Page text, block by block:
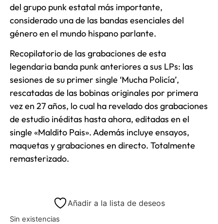
del grupo punk estatal más importante,
considerado una de las bandas esenciales del
género en el mundo hispano parlante.
Recopilatorio de las grabaciones de esta
legendaria banda punk anteriores a sus LPs: las
sesiones de su primer single ‘Mucha Policía’,
rescatadas de las bobinas originales por primera
vez en 27 años, lo cual ha revelado dos grabaciones
de estudio inéditas hasta ahora, editadas en el
single «Maldito Pais». Además incluye ensayos,
maquetas y grabaciones en directo. Totalmente
remasterizado.
Añadir a la lista de deseos
Sin existencias